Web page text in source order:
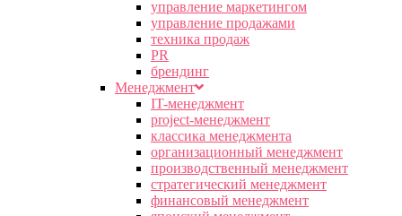
управление маркетингом
управление продажами
техника продаж
PR
брендинг
Менеджмент
IT-менеджмент
project-менеджмент
классика менеджмента
организационный менеджмент
производственный менеджмент
стратегический менеджмент
финансовый менеджмент